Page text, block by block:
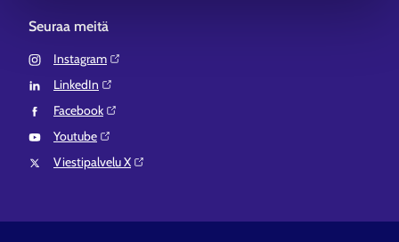
Seuraa meitä
Instagram⁠
LinkedIn⁠
Facebook⁠
Youtube⁠
Viestipalvelu X⁠